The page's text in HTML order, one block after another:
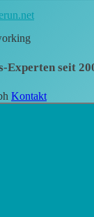
Experten seit
Kontakt